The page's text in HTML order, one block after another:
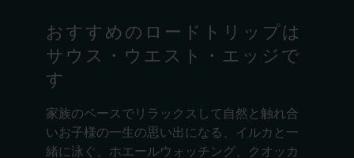
おすすめのロードトリップは
サウス・ウエスト・エッジで
す
家族のペースでリラックスして自然と触れ合
いお子様の一生の思い出になる、イルカと一
緒に泳ぐ、ホエールウォッチング、クオッカ